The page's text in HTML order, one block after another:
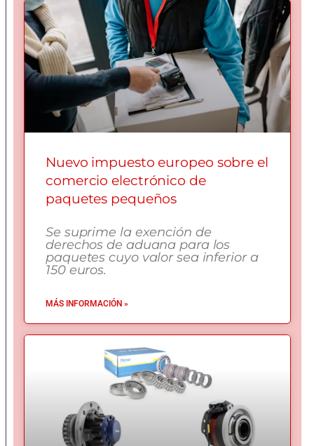
Nuevo impuesto europeo sobre el
comercio electrónico de
paquetes pequeños
Se suprime la exención de
derechos de aduana para los
paquetes cuyo valor sea inferior a
150 euros.
MÁS INFORMACIÓN »